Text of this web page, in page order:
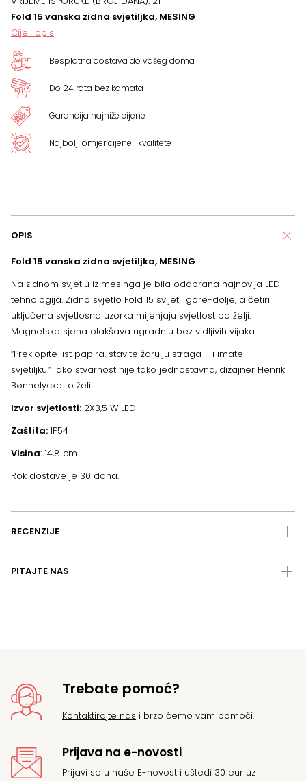
Fold 15 vanska zidna svjetiljka, MESING
Cijeli opis
Besplatna dostava do vašeg doma
Do 24 rata bez kamata
Garancija najniže cijene
Najbolji omjer cijene i kvalitete
OPIS
Fold 15 vanska zidna svjetiljka, MESING
Na zidnom svjetlu iz mesinga je bila odabrana najnovija LED
tehnologija. Zidno svjetlo Fold 15 svijetli gore-dolje, a četiri
uključena svjetlosna uzorka mijenjaju svjetlost po želji.
Magnetska sjena olakšava ugradnju bez vidljivih vijaka.
“Preklopite list papira, stavite žarulju straga – i imate
svjetiljku.” Iako stvarnost nije tako jednostavna, dizajner Henrik
Bønnelycke to želi.
Izvor svjetlosti: 2X3,5 W LED
Zaštita: IP54
Visina: 14,8 cm
Rok dostave je 30 dana.
RECENZIJE
PITAJTE NAS
Trebate pomoć?
Kontaktirajte nas i brzo ćemo vam pomoći.
Prijava na e-novosti
Prijavi se u naše E-novost i uštedi 30 eur uz